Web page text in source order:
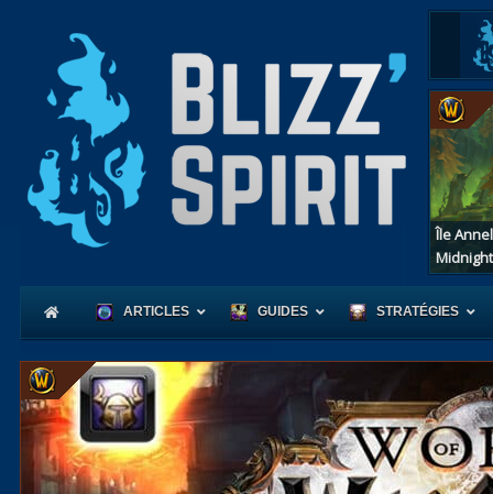
Île
Midnight
ARTICLES GUIDES
Coeur
STRATÉGIES